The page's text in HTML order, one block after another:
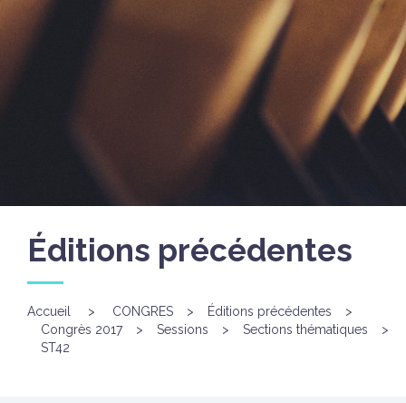
Éditions précédentes
Accueil > CONGRES > Éditions précédentes
>
Congrès 2017
> Sessions > Sections thématiques
>
ST42